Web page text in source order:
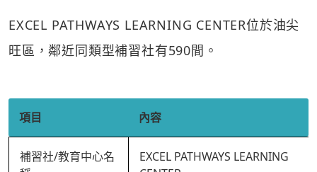
EXCEL PATHWAYS LEARNING CENTER位於油尖
旺區，鄰近同類型補習社有590間。
項目 內容
補習社/教育中心名
EXCEL PATHWAYS LEARNING